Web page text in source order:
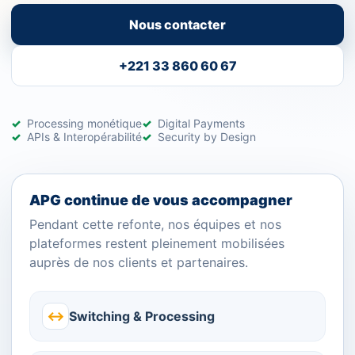
Nous contacter
+221 33 860 60 67
Processing monétique
Digital Payments
APIs & Interopérabilité
Security by Design
APG continue de vous accompagner
Pendant cette refonte, nos équipes et nos
plateformes restent pleinement mobilisées
auprès de nos clients et partenaires.
↔ Switching & Processing